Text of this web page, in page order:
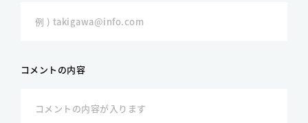
コメントの内容